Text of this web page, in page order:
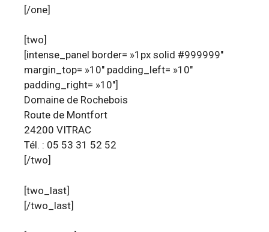
[/one]
[two]
[intense_panel border= »1px solid #999999″
margin_top= »10″ padding_left= »10″
padding_right= »10″]
Domaine de Rochebois
Route de Montfort
24200 VITRAC
Tél. : 05 53 31 52 52
[/two]
[two_last]
[/two_last]